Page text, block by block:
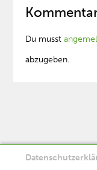
Du musst
abzugeben.